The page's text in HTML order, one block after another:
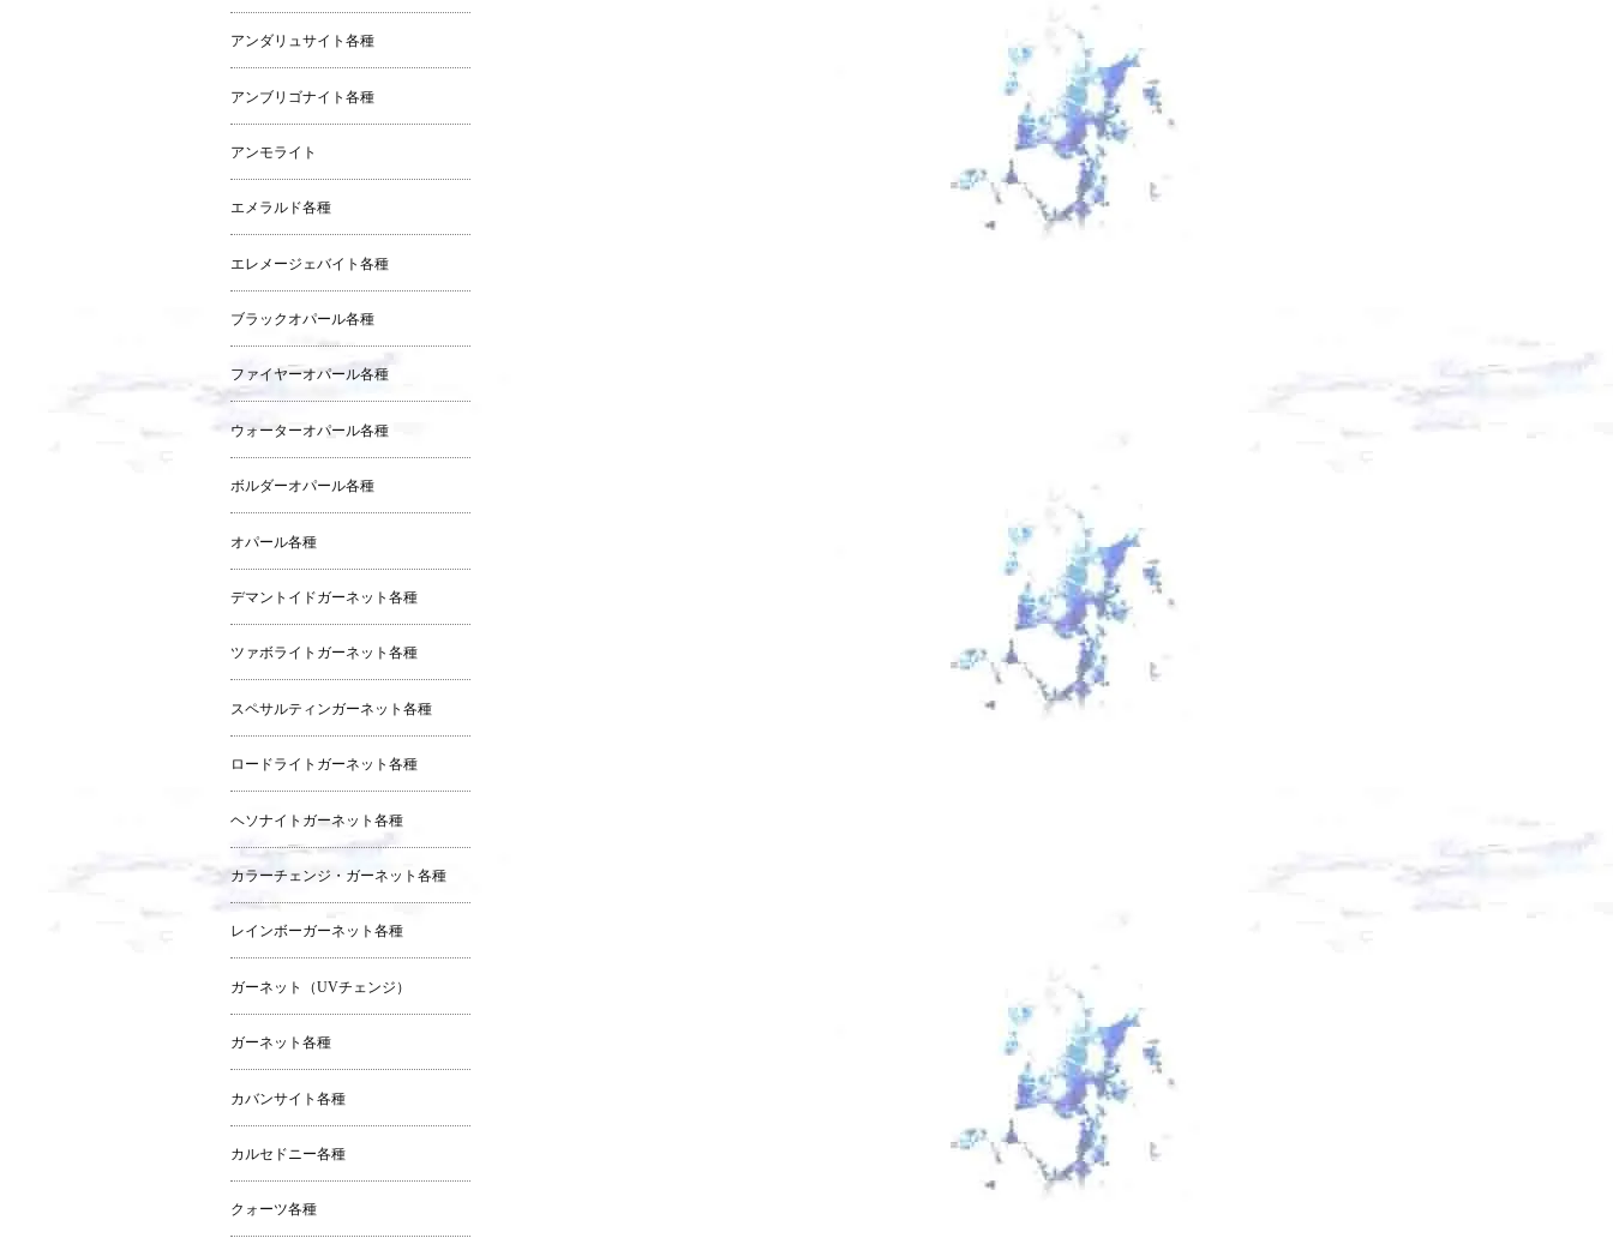
アンダリュサイト各種
アンブリゴナイト各種
アンモライト
エメラルド各種
エレメージェバイト各種
ブラックオパール各種
ファイヤーオパール各種
ウォーターオパール各種
ボルダーオパール各種
オパール各種
デマントイドガーネット各種
ツァボライトガーネット各種
スペサルティンガーネット各種
ロードライトガーネット各種
ヘソナイトガーネット各種
カラーチェンジ・ガーネット各種
レインボーガーネット各種
ガーネット（UVチェンジ）
ガーネット各種
カバンサイト各種
カルセドニー各種
クォーツ各種